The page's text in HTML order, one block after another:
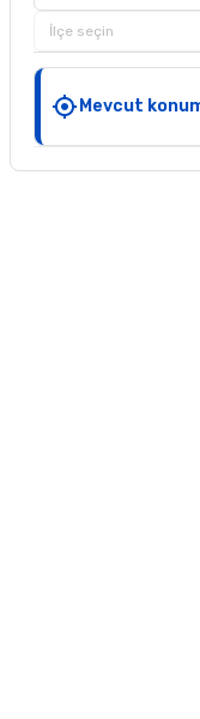
İlçe seçin
Mevcut